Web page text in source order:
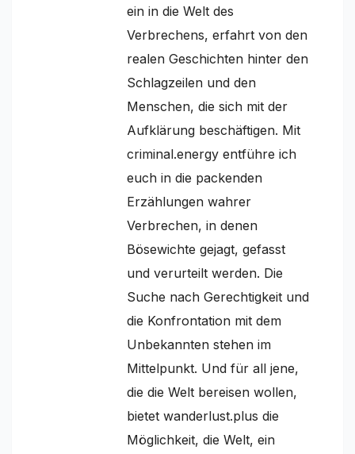
ein in die Welt des
Verbrechens, erfahrt von den
realen Geschichten hinter den
Schlagzeilen und den
Menschen, die sich mit der
Aufklärung beschäftigen. Mit
criminal.energy entführe ich
euch in die packenden
Erzählungen wahrer
Verbrechen, in denen
Bösewichte gejagt, gefasst
und verurteilt werden. Die
Suche nach Gerechtigkeit und
die Konfrontation mit dem
Unbekannten stehen im
Mittelpunkt. Und für all jene,
die die Welt bereisen wollen,
bietet wanderlust.plus die
Möglichkeit, die Welt, ein